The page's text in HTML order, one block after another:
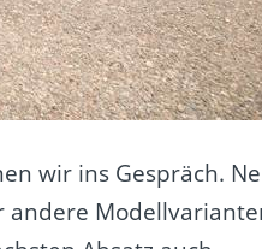
wir ins Gespräch.